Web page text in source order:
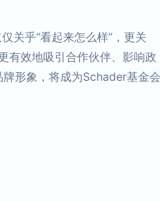
关乎“看起来怎么样”，更关
有效地吸引合作伙伴、影响政
形象，将成为Schader基金会